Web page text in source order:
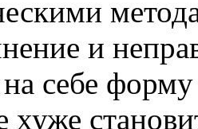
и
себе
хуже